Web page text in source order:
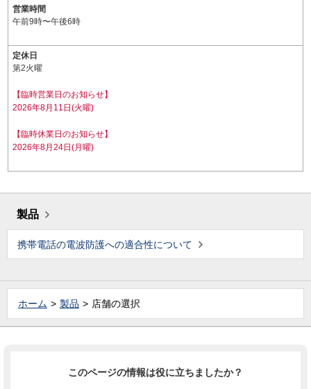
営業時間
午前9時〜午後6時
定休日
第2火曜
【臨時営業日のお知らせ】
2026年8月11日(火曜)
【臨時休業日のお知らせ】
2026年8月24日(月曜)
製品
携帯電話の電波防護への適合性について
ホーム 製品 店舗の選択
このページの情報は役に立ちましたか？